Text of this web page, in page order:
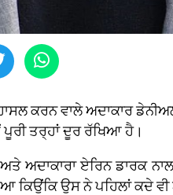
ਕਰਨ ਵਾਲੇ ਅਦਾਕਾਰ
ਤਰ੍ਹਾਂ ਦੂਰ ਰੱਖਿਆ ਹੈ।
ਅਦਾਕਾਰਾ ਏਰਿਨ ਡਾਰਕ
ਕਿਉਂਕਿ ਉਸ ਨੇ ਪਹਿਲਾਂ ਕਦੇ